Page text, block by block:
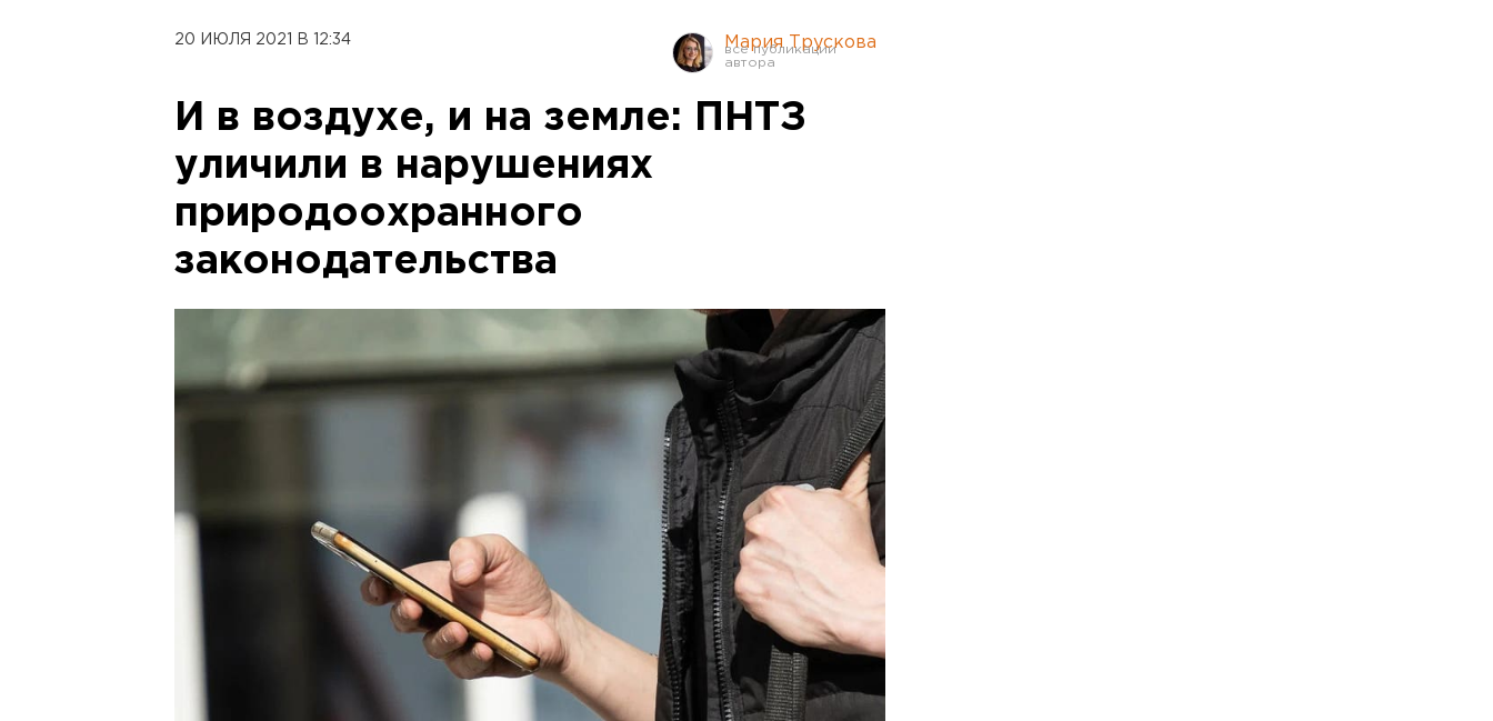
20 ИЮЛЯ 2021 В 12:34 Мария Трускова
И в воздухе, и на земле: ПНТЗ
уличили в нарушениях
природоохранного
законодательства